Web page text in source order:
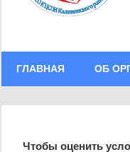
ГЛАВНАЯ ОБ
Чтобы оценить